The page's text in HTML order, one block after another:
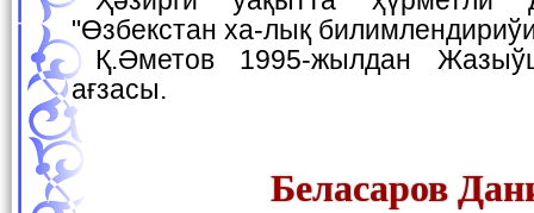
"Өзбекстан ха-лық
Қ.Әметов 1995-жылдан Жазыўшылар аўқамының
ағзасы.
Беласаров